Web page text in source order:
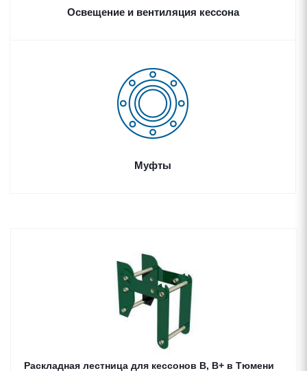
Освещение и вентиляция кессона
Муфты
Раскладная лестница для кессонов B, В+ в Тюмени